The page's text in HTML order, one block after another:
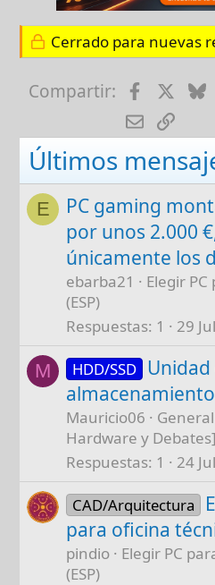
Cerrado para nuevas
Compartir: Facebook
E-mailEnlace
Últimos
E
PC gaming
por unos 2.000
únicamente los
ebarba21
Elegir
(ESP)
Respuestas 1 29
M HDD/SSD Unidad
almacenamiento
Mauricio06
Hardware y Debates]
Respuestas 1 24
CAD/Arquitectura
para oficina
pindio
Elegir PC
(ESP)